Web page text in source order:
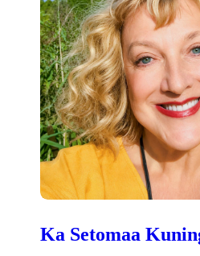
Ka Setomaa